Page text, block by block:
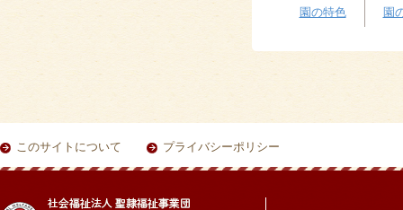
園の特色 園
このサイトについて プライバシーポリシー